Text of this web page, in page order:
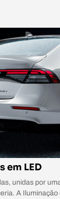
em LED
unidas por
A Iluminação